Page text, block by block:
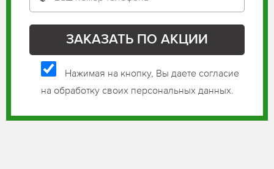
Нажимая на кнопку, Вы даете согласие
на обработку своих персональных данных.